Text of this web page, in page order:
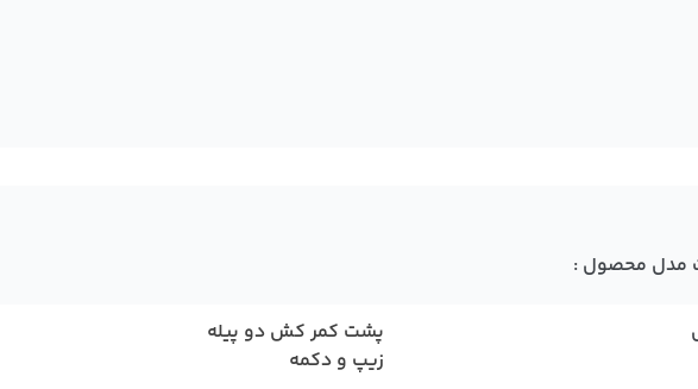
مدل محصول :
پشت کمر کش دو پیله
زیپ و دکمه